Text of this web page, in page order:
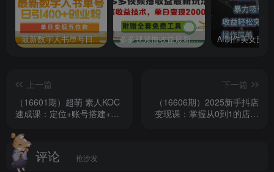
最新数字人书单号日400+创业粉，单日变现五位数，市面卖5980附软件和详… 多多视频撸收益最新玩法，高收益技术，单日变现2000+，附赠全套技术资料
上一篇
（16601期）超萌 素人KOC
速成课：定位+账号搭建+选
广变现
下一篇
（16606期）2025新手抖店
变现课：掌握从0到1的店铺
评论 抢沙发